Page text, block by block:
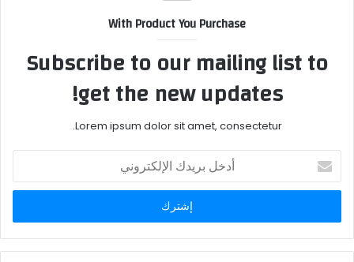
With Product You Purchase
Subscribe to our mailing list to
get the new updates!
Lorem ipsum dolor sit amet, consectetur.
أدخل
بريدك
الإلكتروني